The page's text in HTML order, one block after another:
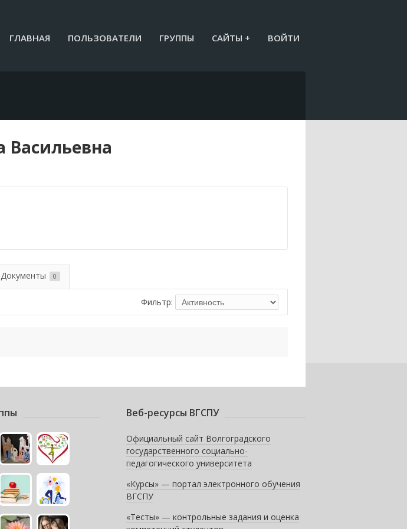
ГЛАВНАЯ ПОЛЬЗОВАТЕЛИ ГРУППЫ САЙТЫ + ВОЙТИ
Васильевна
Документы 0
Фильтр:
Веб-ресурсы ВГСПУ
Официальный сайт Волгоградского
государственного социально-
педагогического университета
«Курсы» — портал электронного обучения
ВГСПУ
«Тесты» — контрольные задания и оценка